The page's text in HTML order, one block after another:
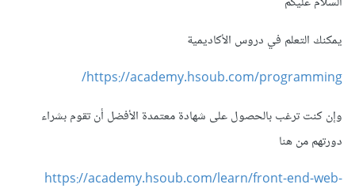
يمكنك التعلم في دروس الأكاديمية
https://academy.hsoub.com/programming/
وإن كنت ترغب بالحصول على شهادة معتمدة الأفضل أن تقوم بشراء
دورتهم من هنا
https://academy.hsoub.com/learn/front-end-web-